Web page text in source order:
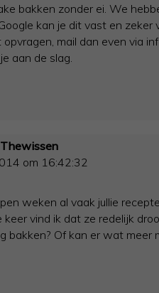
bakken zonder ei. We
kan je dit vast en zeker
mail dan even via
aan de slag.
om 16:42:32
weken al vaak jullie
keer vind ik dat ze redelijk
bakken? Of kan er wat meer